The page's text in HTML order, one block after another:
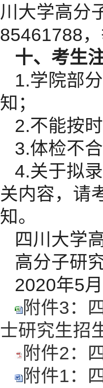
川大学高分
85461788
十、考生
1.学院部
知；
2.不能按
3.体检不
4.关于拟
关内容，请
知。
四川大学
高分子研
2020年5
附件3：
士研究生招
附件2：
附件1：